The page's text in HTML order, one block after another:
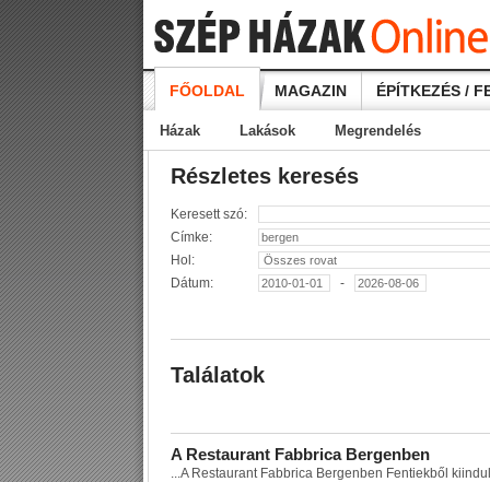
FŐOLDAL MAGAZIN ÉPÍTKEZÉS /
Házak Lakások Megrendelés
Részletes keresés
Keresett szó:
Címke:
Hol:
Dátum:
-
Találatok
A Restaurant Fabbrica Bergenben
...A Restaurant Fabbrica Bergenben Fentie kbő kiindu